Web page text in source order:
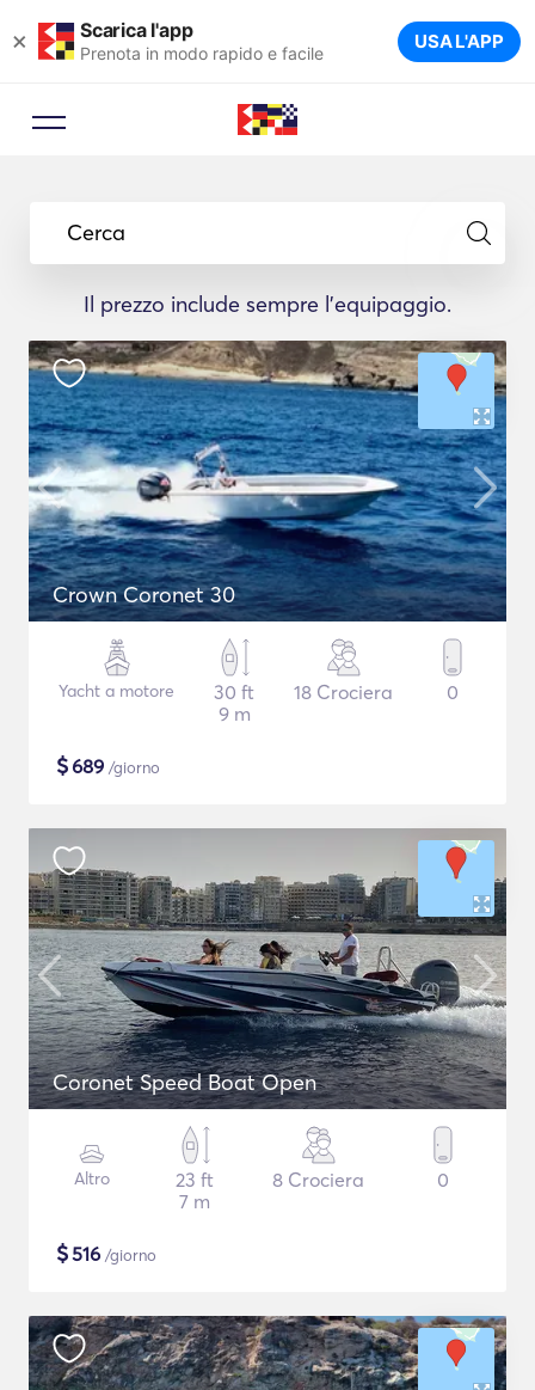
× Scarica l'app
Prenota in modo rapido e facile USA L'APP
Cerca
Il prezzo include sempre l'equipaggio.
Crown Coronet 30
Yacht a motore
30 ft
9 m
18 Crociera 0
$689 /giorno
Coronet Speed Boat Open
Altro
23 ft
7 m
8 Crociera 0
$516 /giorno